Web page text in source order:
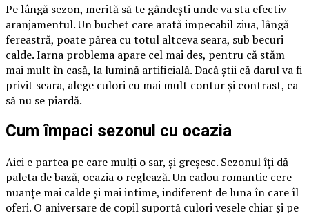
Pe lângă sezon, merită să te gândești unde va sta efectiv
aranjamentul. Un buchet care arată impecabil ziua, lângă
fereastră, poate părea cu totul altceva seara, sub becuri
calde. Iarna problema apare cel mai des, pentru că stăm
mai mult în casă, la lumină artificială. Dacă știi că darul va fi
privit seara, alege culori cu mai mult contur și contrast, ca
să nu se piardă.
Cum împaci sezonul cu ocazia
Aici e partea pe care mulți o sar, și greșesc. Sezonul îți dă
paleta de bază, ocazia o reglează. Un cadou romantic cere
nuanțe mai calde și mai intime, indiferent de luna în care îl
oferi. O aniversare de copil suportă culori vesele chiar și pe